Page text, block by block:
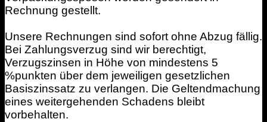
Rechnung gestellt.
Unsere Rechnungen sind sofort ohne Abzug fällig.
Bei Zahlungsverzug sind wir berechtigt,
Verzugszinsen in Höhe von mindestens 5
%punkten über dem jeweiligen gesetzlichen
Basiszinssatz zu verlangen. Die Geltendmachung
eines weitergehenden Schadens bleibt
vorbehalten.